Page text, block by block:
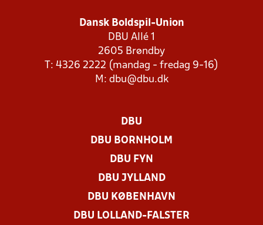
Dansk Boldspil-Union
DBU Allé 1
2605 Brøndby
T: 4326 2222 (mandag - fredag 9-16)
M: dbu@dbu.dk
DBU
DBU BORNHOLM
DBU FYN
DBU JYLLAND
DBU KØBENHAVN
DBU LOLLAND-FALSTER